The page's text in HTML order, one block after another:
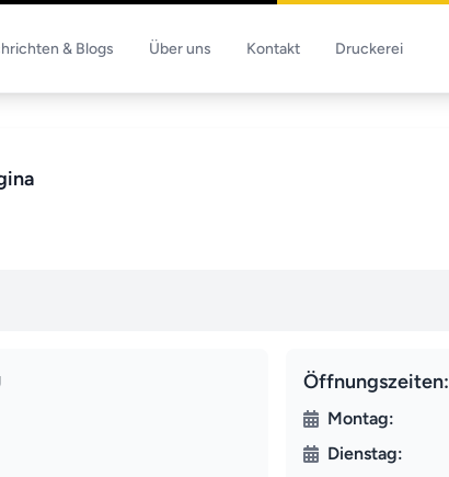
& Blogs Über uns Kontakt Druckerei
Öffnungszeiten:
Montag:
Dienstag: